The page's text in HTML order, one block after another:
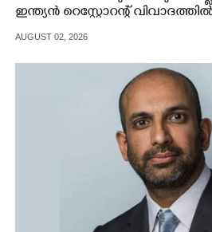
ഇന്ത്യൻ റെസ്റ്റോറന്റ്
AUGUST 02, 2026